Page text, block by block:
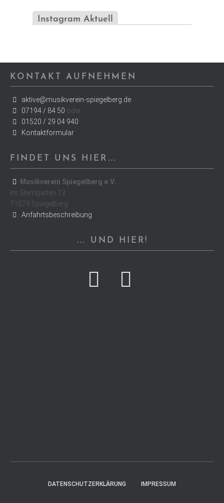
Instagram Aktuell
KONTAKT AUFNEHMEN
aktive@musikverein-spiegelberg.de
07194 / 84 50 oder
01520 / 29 04 940
Kontaktformular
FINDET UNS HIER…
Musikverein Spiegelberg e.V.
Im Sterngarten 13
71579 Spiegelberg
Anfahrtsbeschreibung
… UND HIER!
DATENSCHUTZERKLÄRUNG IMPRESSUM